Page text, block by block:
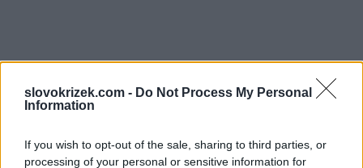
slovokrizek.com - Do Not Process My Personal
Information
If you wish to opt-out of the sale, sharing to third parties, or
processing of your personal or sensitive information for